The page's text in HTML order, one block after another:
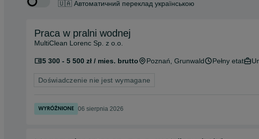
🇺🇦 Автоматичний переклад українською
Praca w pralni wodnej
MultiClean Lorenc Sp. z o.o.
5 300 - 5 500 zł / mies. brutto Poznań , Grunwald Pełny etat
Doświadczenie nie jest wymagane
06 sierpnia 2026